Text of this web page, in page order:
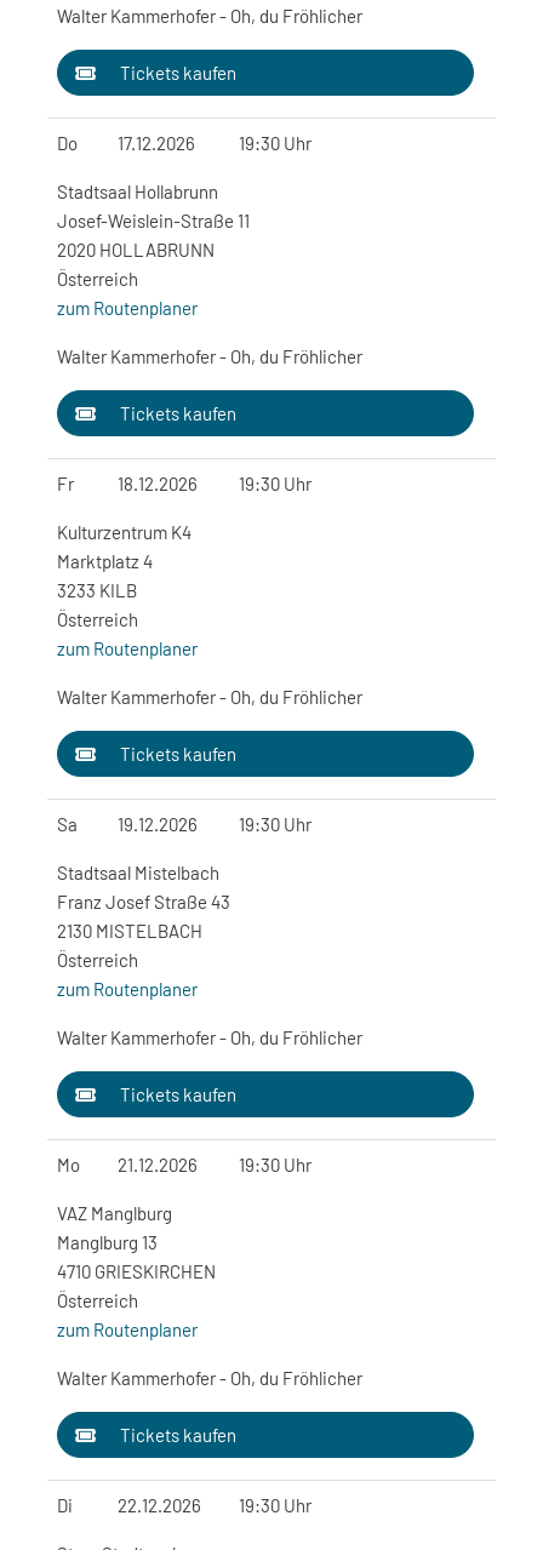
Walter Kammerhofer - Oh, du Fröhlicher
Tickets kaufen
Do 17.12.2026 19:30 Uhr
Stadtsaal Hollabrunn
Josef-Weislein-Straße 11
2020 HOLLABRUNN
Österreich
zum Routenplaner
Walter Kammerhofer - Oh, du Fröhlicher
Tickets kaufen
Fr 18.12.2026 19:30 Uhr
Kulturzentrum K4
Marktplatz 4
3233 KILB
Österreich
zum Routenplaner
Walter Kammerhofer - Oh, du Fröhlicher
Tickets kaufen
Sa 19.12.2026 19:30 Uhr
Stadtsaal Mistelbach
Franz Josef Straße 43
2130 MISTELBACH
Österreich
zum Routenplaner
Walter Kammerhofer - Oh, du Fröhlicher
Tickets kaufen
Mo 21.12.2026 19:30 Uhr
VAZ Manglburg
Manglburg 13
4710 GRIESKIRCHEN
Österreich
zum Routenplaner
Walter Kammerhofer - Oh, du Fröhlicher
Tickets kaufen
Di 22.12.2026 19:30 Uhr